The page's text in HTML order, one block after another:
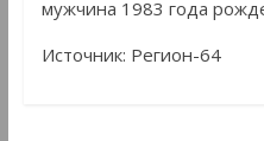
мужчина 1983 года
Источник: Регион-64